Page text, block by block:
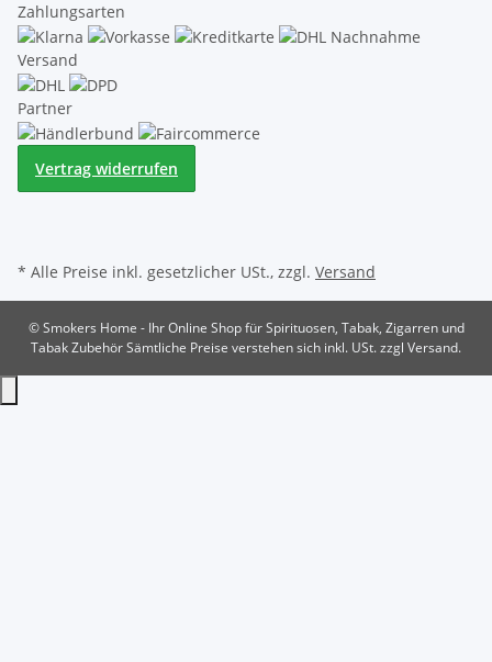
Zahlungsarten
Versand
Partner
Vertrag widerrufen
* Alle Preise inkl. gesetzlicher USt., zzgl. Versand
© Smokers Home - Ihr Online Shop für Spirituosen, Tabak, Zigarren und
Tabak ZubehörSämtliche Preise verstehen sich inkl. USt. zzgl Versand.